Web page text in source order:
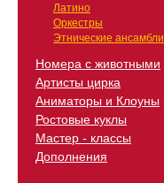
Латино
Оркестры
Этнические ансамбли
Номера с животными
Артисты цирка
Аниматоры и Клоуны
Ростовые куклы
Мастер - классы
Дополнения